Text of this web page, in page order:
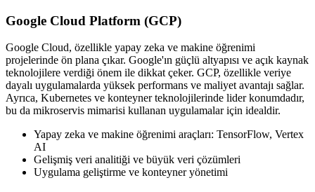
Google Cloud Platform (GCP)
Google Cloud, özellikle yapay zeka ve makine öğrenimi
projelerinde ön plana çıkar. Google'ın güçlü altyapısı ve açık kaynak
teknolojilere verdiği önem ile dikkat çeker. GCP, özellikle veriye
dayalı uygulamalarda yüksek performans ve maliyet avantajı sağlar.
Ayrıca, Kubernetes ve konteyner teknolojilerinde lider konumdadır,
bu da mikroservis mimarisi kullanan uygulamalar için idealdir.
Yapay zeka ve makine öğrenimi araçları: TensorFlow, Vertex
AI
Gelişmiş veri analitiği ve büyük veri çözümleri
Uygulama geliştirme ve konteyner yönetimi